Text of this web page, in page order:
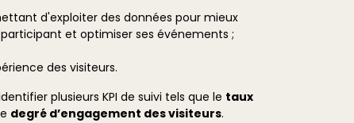
d'exploiter des données pour mieux
et optimiser ses événements ;
des visiteurs.
plusieurs KPI de suivi tels que le taux
degré d’engagement des visiteurs.